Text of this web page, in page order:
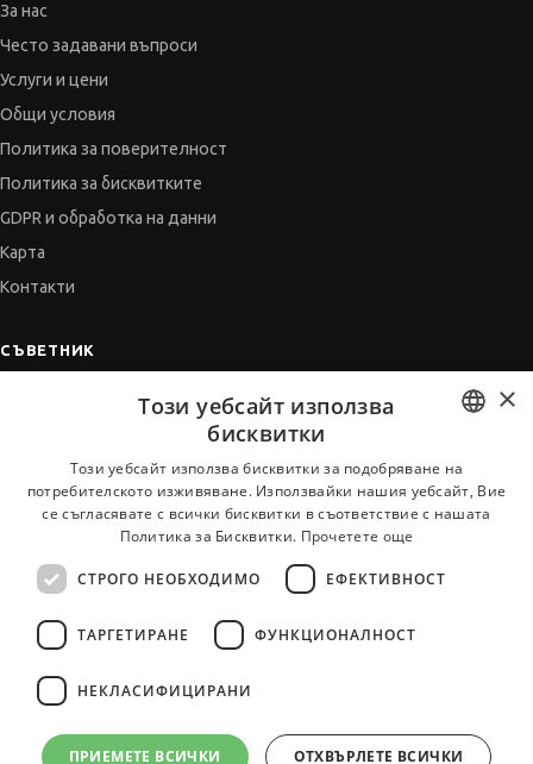
За нас
Често задавани въпроси
Услуги и цени
Общи условия
Политика за поверителност
Политика за бисквитките
GDPR и обработка на данни
Карта
Контакти
СЪВЕТНИК
Когато получим оферта
Vihra AI
За новодошли
Всички услуги на JobTiger
BULGARIAN
ENGLISH
×
Този уебсайт използва
бисквитки
Този уебсайт използва бисквитки за подобряване на
потребителското изживяване. Използвайки нашия уебсайт, Вие
се съгласявате с всички бисквитки в съответствие с нашата
Политика за Бисквитки. Прочетете още
СТРОГО НЕОБХОДИМО ЕФЕКТИВНОСТ
ТАРГЕТИРАНЕ ФУНКЦИОНАЛНОСТ
НЕКЛАСИФИЦИРАНИ
ПРИЕМЕТЕ ВСИЧКИ ОТХВЪРЛЕТЕ ВСИЧКИ